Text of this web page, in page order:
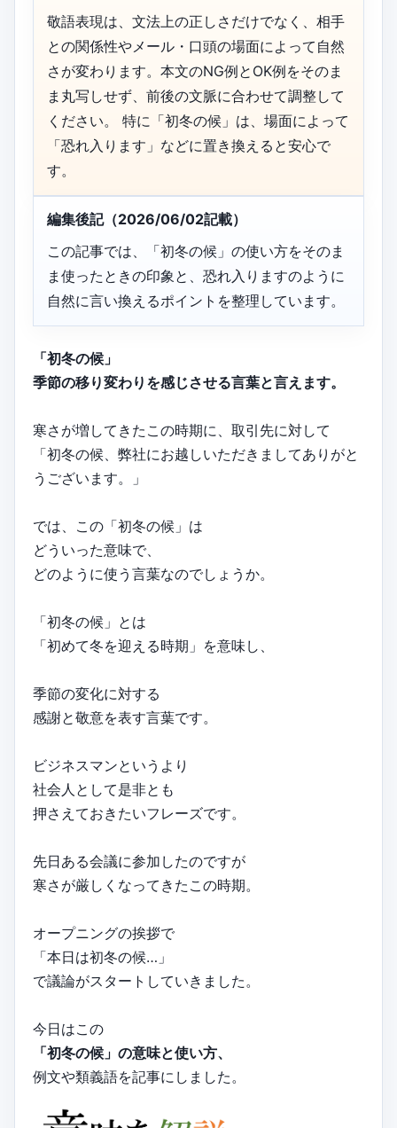
敬語表現は、文法上の正しさだけでなく、相手
との関係性やメール・口頭の場面によって自然
さが変わります。本文のNG例とOK例をそのま
ま丸写しせず、前後の文脈に合わせて調整して
ください。 特に「初冬の候」は、場面によって
「恐れ入ります」などに置き換えると安心で
す。
編集後記（2026/06/02記載）
この記事では、「初冬の候」の使い方をそのま
ま使ったときの印象と、恐れ入りますのように
自然に言い換えるポイントを整理しています。
「初冬の候」
季節の移り変わりを感じさせる言葉と言えます。
寒さが増してきたこの時期に、取引先に対して
「初冬の候、弊社にお越しいただきましてありがと
うございます。」
では、この「初冬の候」は
どういった意味で、
どのように使う言葉なのでしょうか。
「初冬の候」とは
「初めて冬を迎える時期」を意味し、
季節の変化に対する
感謝と敬意を表す言葉です。
ビジネスマンというより
社会人として是非とも
押さえておきたいフレーズです。
先日ある会議に参加したのですが
寒さが厳しくなってきたこの時期。
オープニングの挨拶で
「本日は初冬の候…」
で議論がスタートしていきました。
今日はこの
「初冬の候」の意味と使い方、
例文や類義語を記事にしました。